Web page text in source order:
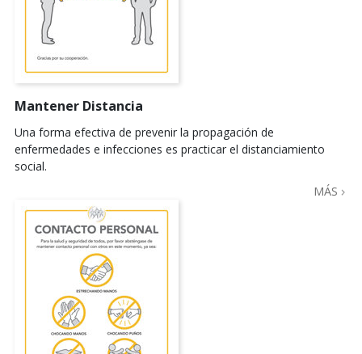
Mantener Distancia
Una forma efectiva de prevenir la propagación de
enfermedades e infecciones es practicar el distanciamiento
social.
MÁS